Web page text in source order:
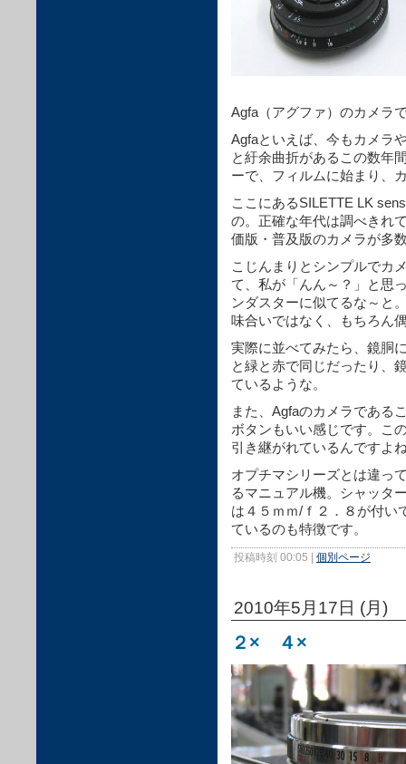
Agfa（アグファ）のカメラ
Agfaといえば、今もカメラ
と紆余曲折があるこの数年
ーで、フィルムに始まり、
ここにあるSILETTE LK
の。正確な年代は調べきれ
価版・普及版のカメラが多
こじんまりとシンプルでカ
て、私が「んん～？」と思
ンダスターに似てるな～と
味合いではなく、もちろん
実際に並べてみたら、鏡胴
と緑と赤で同じだったり、
ているような。
また、Agfaのカメラである
ボタンもいい感じです。こ
引き継がれているんですよ
オプチマシリーズとは違っ
るマニュアル機。シャッタ
は４５ｍｍ/ｆ２．８が付い
ているのも特徴です。
投稿時刻 00:05 個別ページ
2010年5月17日 (月)
２× ４×